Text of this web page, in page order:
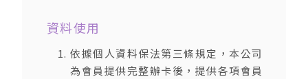
資料使用
依據個人資料保法第三條規定，本公司
為會員提供完整辦卡後，提供各項會員